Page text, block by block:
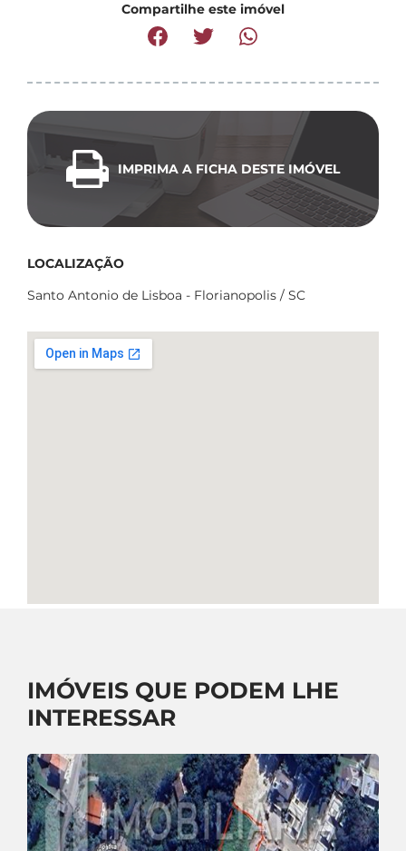
Compartilhe este imóvel
IMPRIMA A FICHA DESTE IMÓVEL
LOCALIZAÇÃO
Santo Antonio de Lisboa - Florianopolis / SC
IMÓVEIS QUE PODEM LHE
INTERESSAR